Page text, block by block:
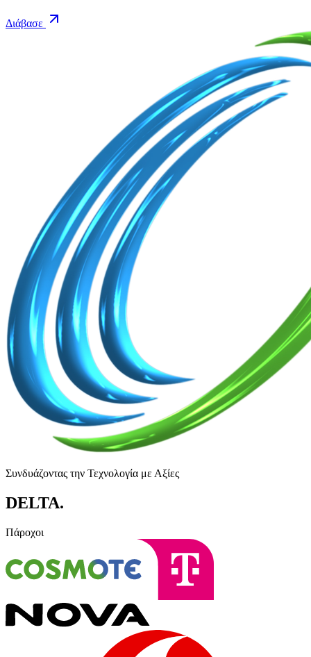
Διάβασε
Συνδυάζοντας την Τεχνολογία με Αξίες
DELTA.
Πάροχοι